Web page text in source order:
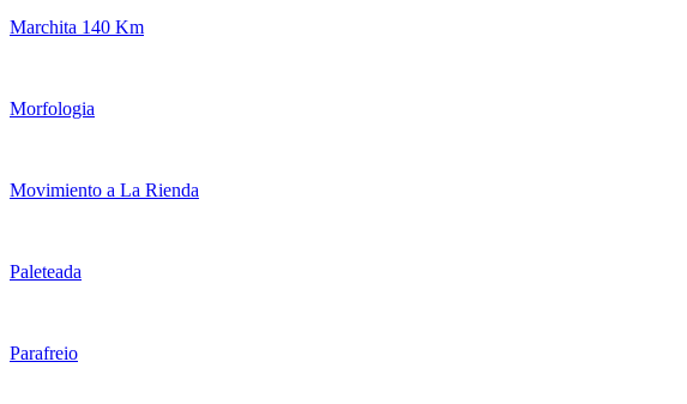
Marchita 140 Km
Morfologia
Movimiento a La Rienda
Paleteada
Parafreio